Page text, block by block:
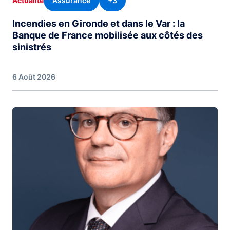
Incendies en Gironde et dans le Var : la
Banque de France mobilisée aux côtés des
sinistrés
6 Août 2026
Image